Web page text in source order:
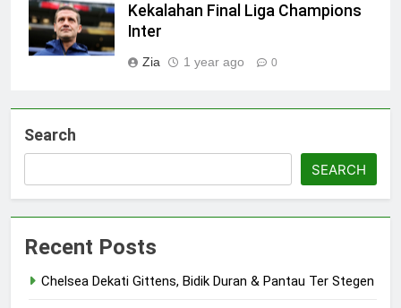
Kekalahan Final Liga Champions
Inter
Zia 1 year ago 0
Search
SEARCH
Recent Posts
Chelsea Dekati Gittens, Bidik Duran & Pantau Ter Stegen